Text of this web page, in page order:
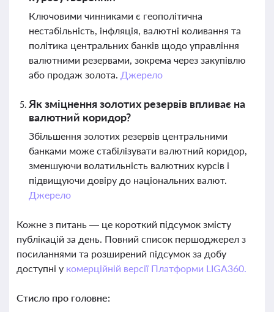
Ключовими чинниками є геополітична
нестабільність, інфляція, валютні коливання та
політика центральних банків щодо управління
валютними резервами, зокрема через закупівлю
або продаж золота. Джерело
Як зміцнення золотих резервів впливає на
валютний коридор?
Збільшення золотих резервів центральними
банками може стабілізувати валютний коридор,
зменшуючи волатильність валютних курсів і
підвищуючи довіру до національних валют.
Джерело
Кожне з питань — це короткий підсумок змісту
публікацій за день. Повний список першоджерел з
посиланнями та розширений підсумок за добу
доступні у комерційній версії Платформи LIGA360.
Стисло про головне: